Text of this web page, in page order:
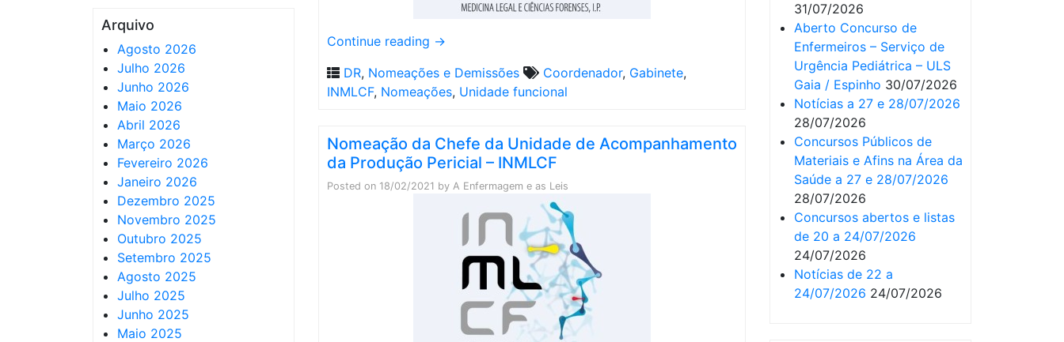
Arquivo
Agosto 2026
Julho 2026
Junho 2026
Maio 2026
Abril 2026
Março 2026
Fevereiro 2026
Janeiro 2026
Dezembro 2025
Novembro 2025
Outubro 2025
Setembro 2025
Agosto 2025
Julho 2025
Junho 2025
Maio 2025
Continue reading →
DR, Nomeações e Demissões Coordenador, Gabinete,
INMLCF, Nomeações, Unidade funcional
Nomeação da Chefe da Unidade de Acompanhamento
da Produção Pericial – INMLCF
Posted on 18/02/2021 by A Enfermagem e as Leis
31/07/2026
Aberto Concurso de
Enfermeiros – Serviço de
Urgência Pediátrica – ULS
Gaia / Espinho 30/07/2026
Notícias a 27 e 28/07/2026
28/07/2026
Concursos Públicos de
Materiais e Afins na Área da
Saúde a 27 e 28/07/2026
28/07/2026
Concursos abertos e listas
de 20 a 24/07/2026
24/07/2026
Notícias de 22 a
24/07/2026 24/07/2026